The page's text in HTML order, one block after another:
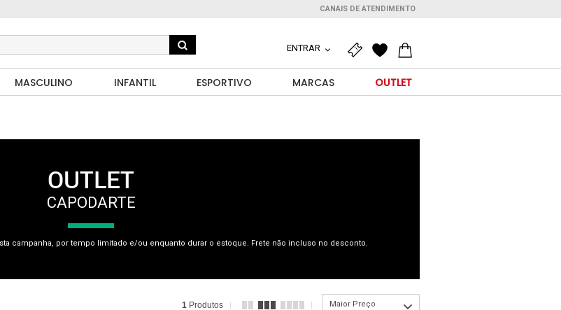
CANAIS DE ATENDIMENTO
ENTRAR
MASCULINO INFANTIL ESPORTIVO MARCAS OUTLET
OUTLET
CAPODARTE
campanha, por tempo limitado e/ou enquanto durar o estoque. Frete não incluso no desconto.
1 Produtos Maior Preço